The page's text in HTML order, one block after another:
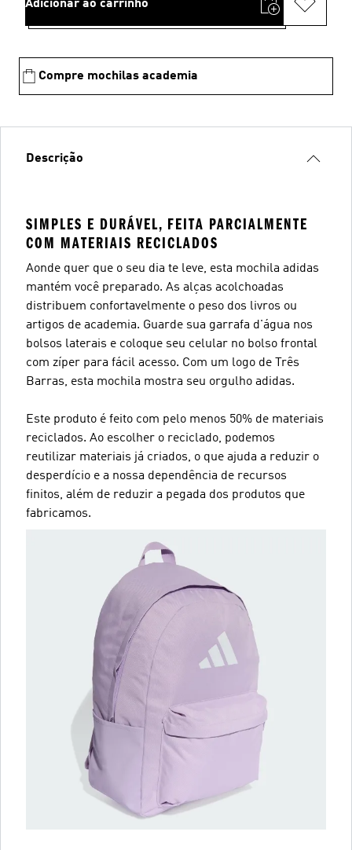
Adicionar ao carrinho
Compre mochilas academia
Descrição
SIMPLES E DURÁVEL, FEITA PARCIALMENTE
COM MATERIAIS RECICLADOS
Aonde quer que o seu dia te leve, esta mochila adidas
mantém você preparado. As alças acolchoadas
distribuem confortavelmente o peso dos livros ou
artigos de academia. Guarde sua garrafa d'água nos
bolsos laterais e coloque seu celular no bolso frontal
com zíper para fácil acesso. Com um logo de Três
Barras, esta mochila mostra seu orgulho adidas.
Este produto é feito com pelo menos 50% de materiais
reciclados. Ao escolher o reciclado, podemos
reutilizar materiais já criados, o que ajuda a reduzir o
desperdício e a nossa dependência de recursos
finitos, além de reduzir a pegada dos produtos que
fabricamos.